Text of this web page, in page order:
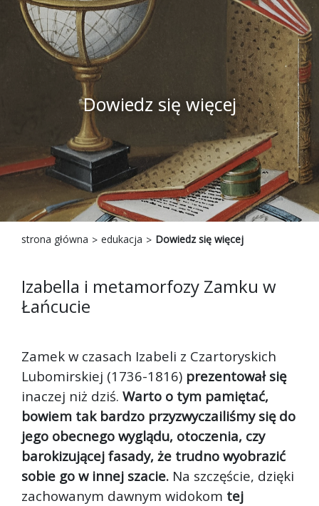
Dowiedz się więcej
strona główna edukacja Dowiedz się więcej
Izabella i metamorfozy Zamku w
Łańcucie
Zamek w czasach Izabeli z Czartoryskich
Lubomirskiej (1736-1816) prezentował się
inaczej niż dziś. Warto o tym pamiętać,
bowiem tak bardzo przyzwyczailiśmy się do
jego obecnego wyglądu, otoczenia, czy
barokizującej fasady, że trudno wyobrazić
sobie go w innej szacie. Na szczęście, dzięki
zachowanym dawnym widokom tej